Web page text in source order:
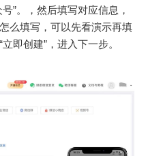
”。，然后填写对应信息，
么填写，可以先看演示再填
即创建”，进入下一步。